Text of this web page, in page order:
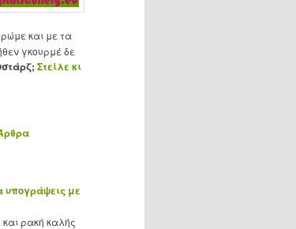
και με τα
γκουρμέ δε
Στείλε κι
υπογράψεις με
ρακή καλής